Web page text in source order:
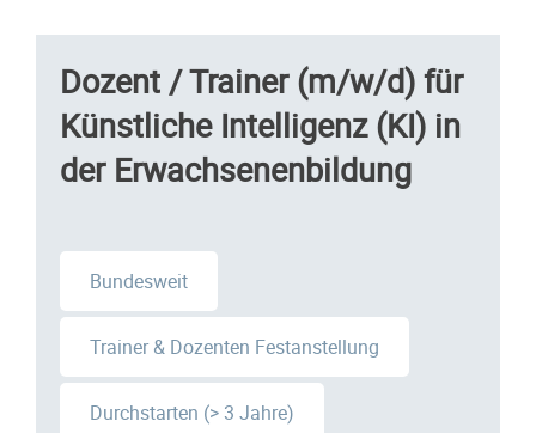
Dozent / Trainer (m/w/d) für
Künstliche Intelligenz (KI) in
der Erwachsenenbildung
Bundesweit
Trainer & Dozenten Festanstellung
Durchstarten (> 3 Jahre)